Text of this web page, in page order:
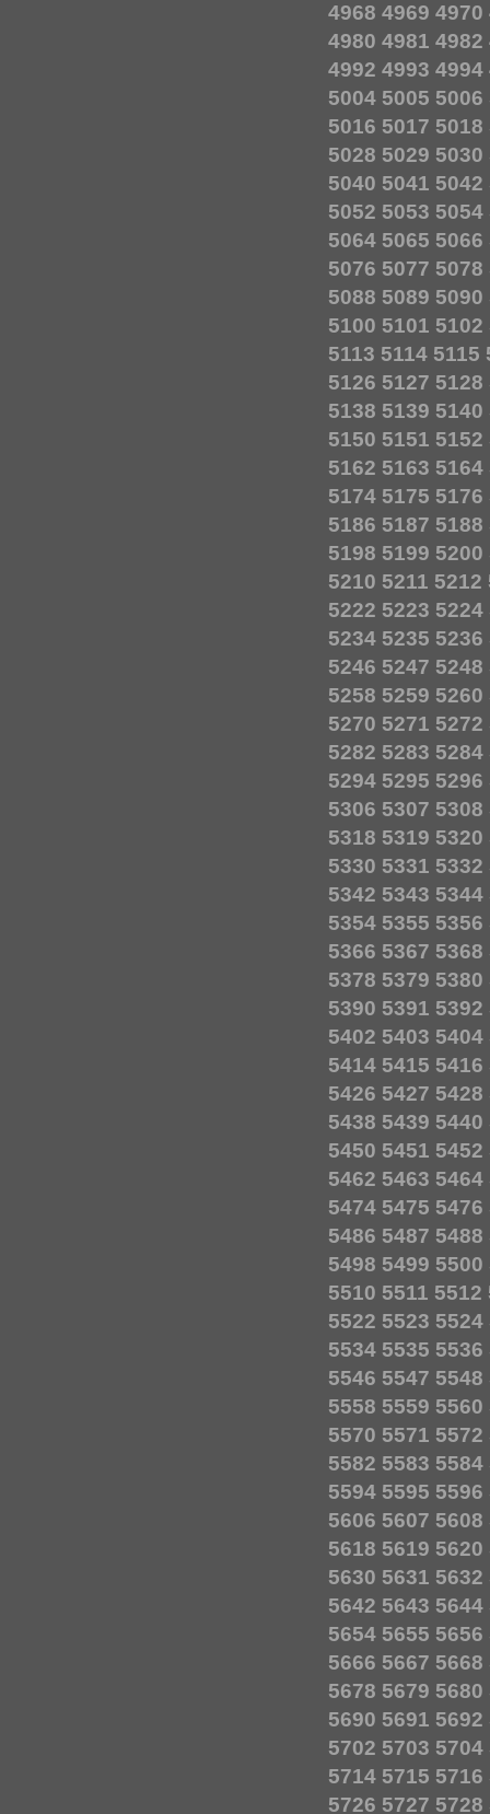
4968 4969 4970
4980 4981 4982
4992 4993 4994
5004 5005 5006
5016 5017 5018
5028 5029 5030
5040 5041 5042
5052 5053 5054
5064 5065 5066
5076 5077 5078
5088 5089 5090
5100 5101 5102
5113 5114 5115
5126 5127 5128
5138 5139 5140
5150 5151 5152
5162 5163 5164
5174 5175 5176
5186 5187 5188
5198 5199 5200
5210 5211 5212
5222 5223 5224
5234 5235 5236
5246 5247 5248
5258 5259 5260
5270 5271 5272
5282 5283 5284
5294 5295 5296
5306 5307 5308
5318 5319 5320
5330 5331 5332
5342 5343 5344
5354 5355 5356
5366 5367 5368
5378 5379 5380
5390 5391 5392
5402 5403 5404
5414 5415 5416
5426 5427 5428
5438 5439 5440
5450 5451 5452
5462 5463 5464
5474 5475 5476
5486 5487 5488
5498 5499 5500
5510 5511 5512
5522 5523 5524
5534 5535 5536
5546 5547 5548
5558 5559 5560
5570 5571 5572
5582 5583 5584
5594 5595 5596
5606 5607 5608
5618 5619 5620
5630 5631 5632
5642 5643 5644
5654 5655 5656
5666 5667 5668
5678 5679 5680
5690 5691 5692
5702 5703 5704
5714 5715 5716
5726 5727 5728